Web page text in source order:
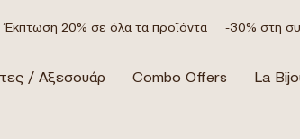
Έκπτωση 20% σε όλα τα προϊόντα -30% στη
/ Αξεσουάρ Combo Offers La